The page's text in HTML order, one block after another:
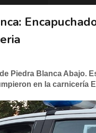
Piedra Blanca Abajo.
en la carnicería